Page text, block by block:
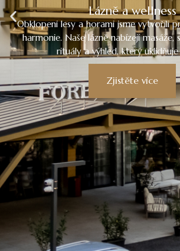
Lázně a wellness
Obklopeni lesy a horami jsme vytvořili
harmonie. Naše lázně nabízejí masáže,
rituály a výhled, který uklidňuje
Zjistěte více